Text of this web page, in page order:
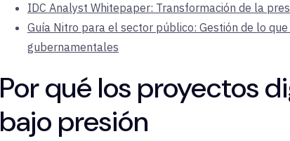
IDC Analyst Whitepaper: Transformación de la
Guía Nitro para el sector público: Gestión de lo
gubernamentales
Por qué los proyectos
bajo presión